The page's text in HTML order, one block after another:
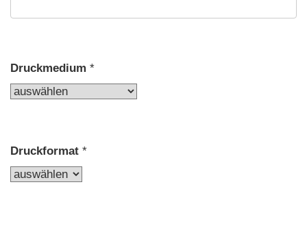
Druckmedium *
Druckformat *